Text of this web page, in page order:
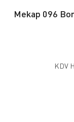
Mekap 096
KDV